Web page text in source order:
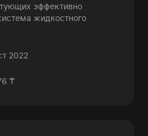
эффективно
жидкостного
2022
₸